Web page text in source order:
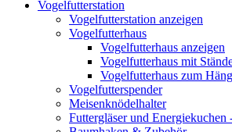
Vogelfutterstation
Vogelfutterstation anzeigen
Vogelfutterhaus
Vogelfutterhaus anzeigen
Vogelfutterhaus mit
Vogelfutterhaus zum
Vogelfutterspender
Meisenknödelhalter
Futtergläser und Energiekuchen